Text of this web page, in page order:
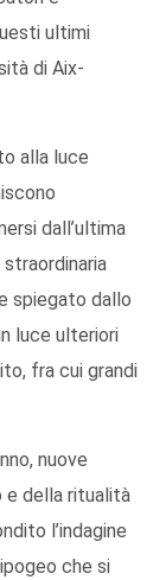
ultimi
di Aix-
alla luce
dall’ultima
spiegato dallo
luce ulteriori
fra cui grandi
nuove
e della ritualità
l’indagine
che si